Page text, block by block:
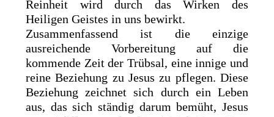
Reinheit wird durch das Wirken des
Heiligen Geistes in uns bewirkt.
Zusammenfassend ist die einzige
ausreichende Vorbereitung auf die
kommende Zeit der Trübsal, eine innige und
reine Beziehung zu Jesus zu pflegen. Diese
Beziehung zeichnet sich durch ein Leben
aus, das sich ständig darum bemüht, Jesus